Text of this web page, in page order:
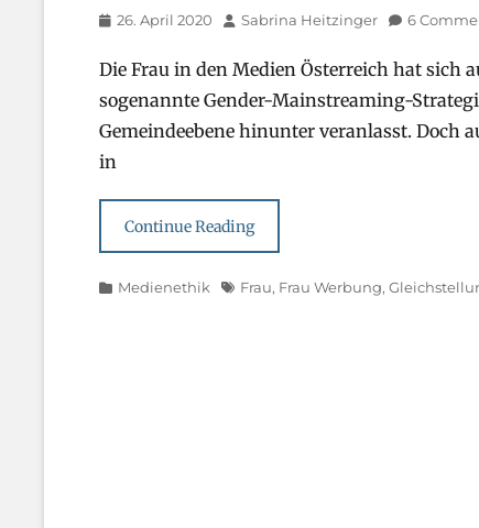
Posted
26. April 2020 Author
Sabrina Heitzinger 6
Die Frau in den Medien Österreich hat sich
sogenannte Gender-Mainstreaming-
Gemeindeebene hinunter veranlasst. Doch
in
Continue Reading
Categories
Medienethik TagsFrau, Frau Werbung,